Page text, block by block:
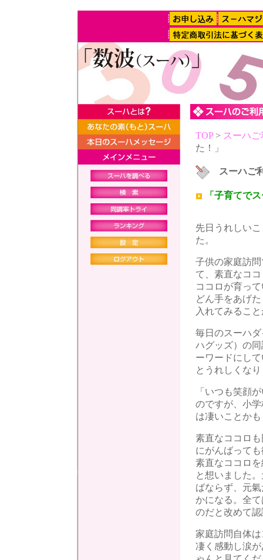
TOP> スーハ
た！」
スーハご
「子育てで
先日うれしい
た。
子供の家庭訪
て、素直なコ
ココロが育っ
どん手をあげ
入れてみるこ
毎日のスーハ
ハグッズ）の
ーワードにし
とうれしくな
「いつも笑顔
のですが、小
は凄いことか
素直なココロ
にがんばって
素直なココロ
と想いました
ばならず、元
かになる。全
のだと改めて
家庭訪問自体
凄く感動し涙